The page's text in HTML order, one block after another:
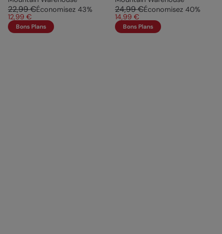
22,99 €Économisez 43%
12,99 €
Bons Plans
24,99 €Économisez 40%
14,99 €
Bons Plans